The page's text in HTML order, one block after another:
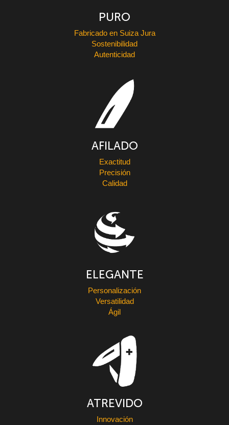
PURO
Fabricado en Suiza Jura
Sostenibilidad
Autenticidad
AFILADO
Exactitud
Precisión
Calidad
ELEGANTE
Personalización
Versatilidad
Ágil
ATREVIDO
Innovación